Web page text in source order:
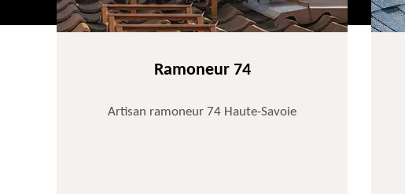
Ramoneur 74
Artisan ramoneur 74 Haute-Savoie